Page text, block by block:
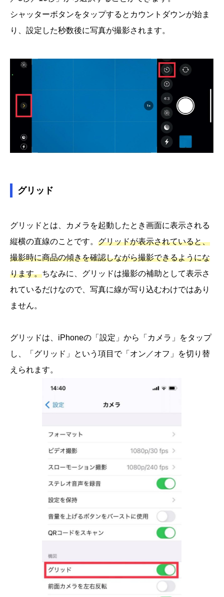
シャッターボタンをタップするとカウントダウンが始ま
り、設定した秒数後に写真が撮影されます。
グリッド
グリッドとは、カメラを起動したとき画面に表示される
縦横の直線のことです。 グリッドが表示されていると、
撮影時に商品の傾きを確認しながら撮影できるようにな
ります。ちなみに、グリッドは撮影の補助として表示さ
れているだけなので、写真に線が写り込むわけではあり
ません。
グリッドは、iPhoneの「設定」から「カメラ」をタップ
し、「グリッド」という項目で「オン／オフ」を切り替
えられます。